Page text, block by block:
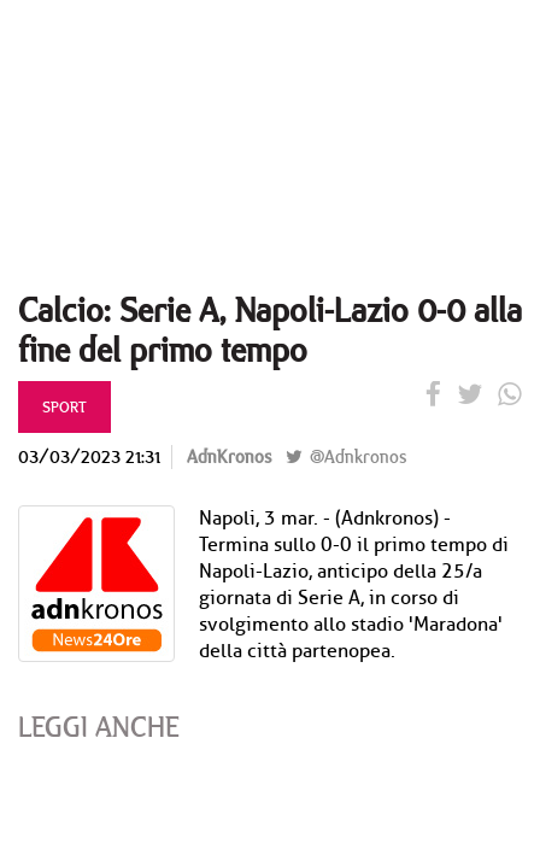
Calcio: Serie A, Napoli-Lazio 0-0 alla
fine del primo tempo
SPORT
03/03/2023 21:31 AdnKronos @Adnkronos
Napoli, 3 mar. - (Adnkronos) -
Termina sullo 0-0 il primo tempo di
Napoli-Lazio, anticipo della 25/a
giornata di Serie A, in corso di
svolgimento allo stadio 'Maradona'
della città partenopea.
LEGGI ANCHE